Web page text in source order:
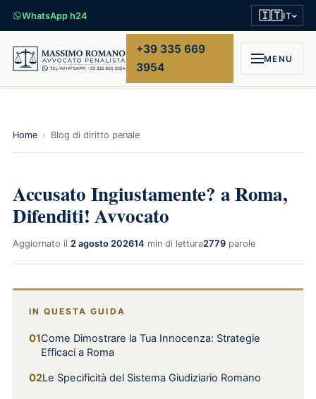
WhatsApp h24 🇮🇹IT
+39 335 669
3954
MENU
Home › Blog di diritto penale
Accusato Ingiustamente? a Roma,
Difenditi! Avvocato
Aggiornato il 2 agosto 202614 min di lettura2779 parole
IN QUESTA GUIDA
Come Dimostrare la Tua Innocenza: Strategie
Efficaci a Roma
Le Specificità del Sistema Giudiziario Romano